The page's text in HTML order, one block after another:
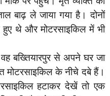
बाढ़ ले जाया गया है। दोनों
हुए थे और मोटरसाइकिल में भी
बख्तियारपुर से अपने घर जा
मोटरसाइकिल के नीचे दबे हैं।
हटाकर देखें तो एक